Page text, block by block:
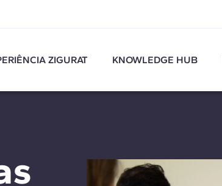
ZIGURAT KNOWLEDGE HUB